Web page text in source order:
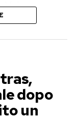
il dolore»,
amore
dopo
un